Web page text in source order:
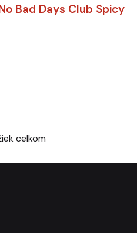
Bad Days Club Spicy
Ovládacie prvky výpisu
celkom